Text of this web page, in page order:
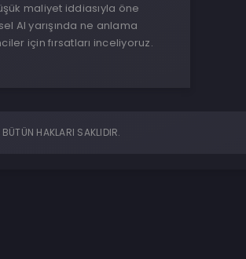
maliyet iddiasıyla öne
AI yarışında ne anlama
için fırsatları inceliyoruz.
HAKLARI SAKLIDIR.